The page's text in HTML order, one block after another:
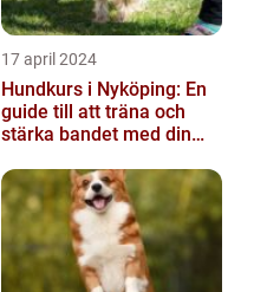
17 april 2024
Hundkurs i Nyköping: En
guide till att träna och
stärka bandet med din